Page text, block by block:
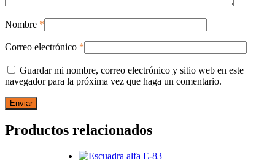
Nombre *
Correo electrónico *
Guardar mi nombre, correo electrónico y sitio web en este
navegador para la próxima vez que haga un comentario.
Productos relacionados